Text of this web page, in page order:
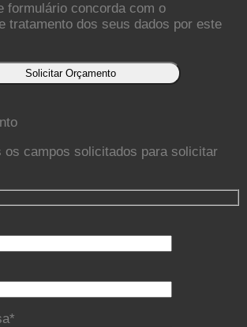
formulário concorda com o
tratamento dos seus dados por este
os campos solicitados para solicitar